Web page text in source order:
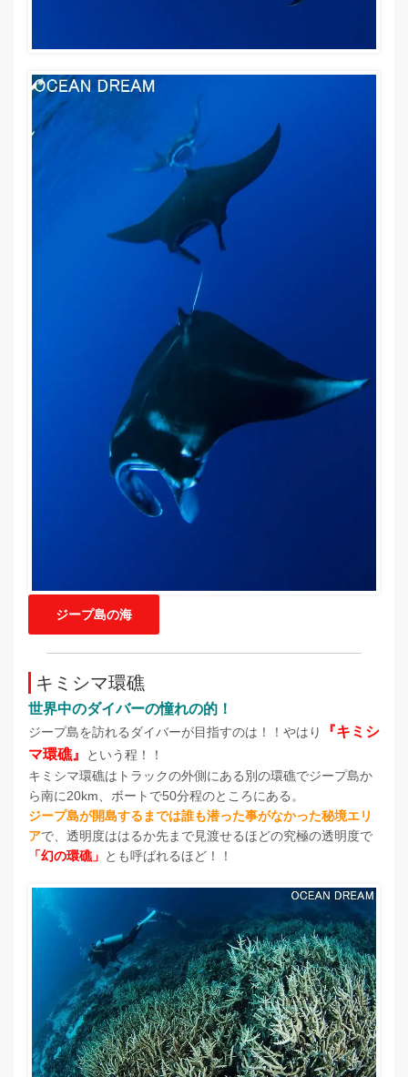
ジープ島の海
キミシマ環礁
世界中のダイバーの憧れの的！
ジープ島を訪れるダイバーが目指すのは！！やはり
『キミシ
マ環礁』
という程！！
キミシマ環礁はトラックの外側にある別の環礁でジープ島か
ら南に20km、ボートで50分程のところにある。
ジープ島が開島するまでは誰も潜った事がなかった秘境エリ
アで、透明度ははるか先まで見渡せるほどの究極の透明度で
「幻の環礁」 とも呼ばれるほど！！